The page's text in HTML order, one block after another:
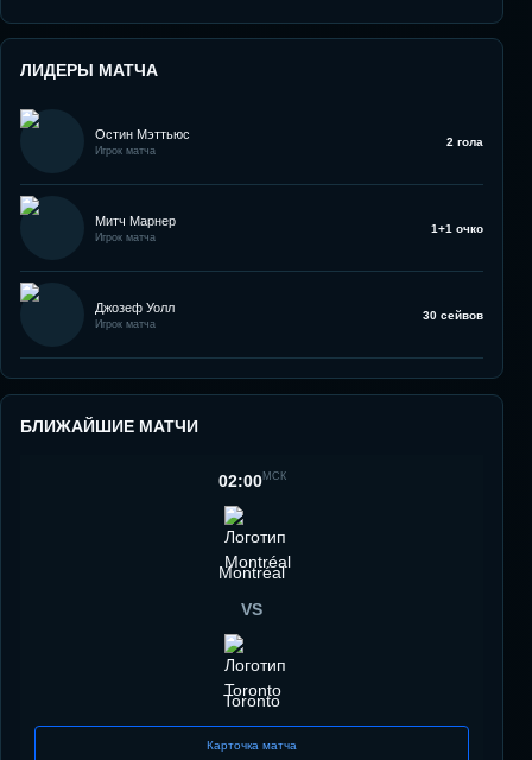
ЛИДЕРЫ МАТЧА
Остин Мэттьюс
Игрок матча
2 гола
Митч Марнер
Игрок матча
1+1 очко
Джозеф Уолл
Игрок матча
30 сейвов
БЛИЖАЙШИЕ МАТЧИ
02:00МСК
Montréal
VS
Toronto
Карточка матча